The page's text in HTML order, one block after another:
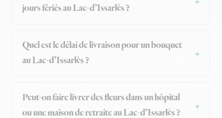
jours fériés au Lac-d’Issarlès ?
Quel est le délai de livraison pour un bouquet
au Lac-d’Issarlès ?
Peut-on faire livrer des fleurs dans un hôpital
ou une maison de retraite au Lac-d’Issarlès ?